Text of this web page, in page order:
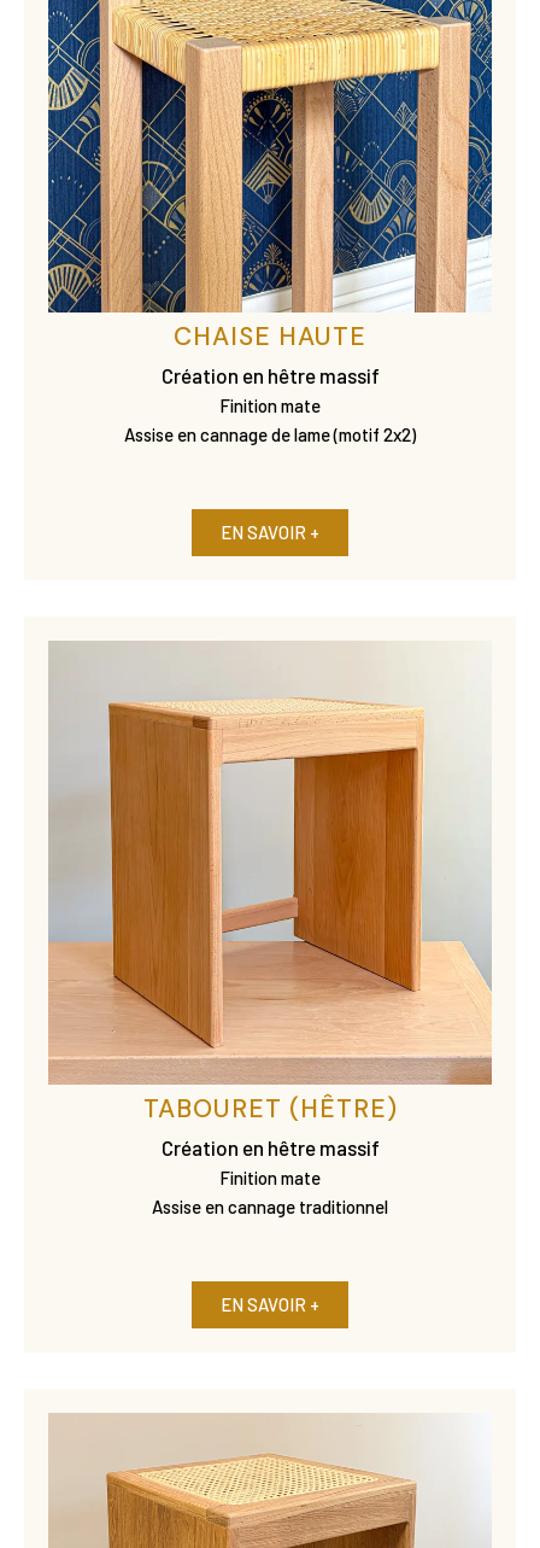
CHAISE HAUTE
Création en hêtre massif
Finition mate
Assise en cannage de lame (motif 2x2)
EN SAVOIR +
TABOURET (HÊTRE)
Création en hêtre massif
Finition mate
Assise en cannage traditionnel
EN SAVOIR +